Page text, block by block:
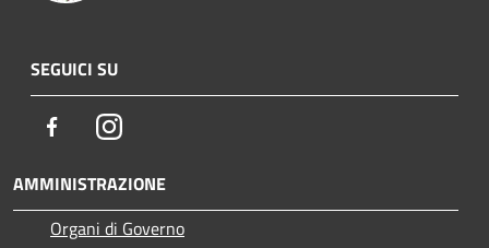
SEGUICI SU
FacebookInstagram
AMMINISTRAZIONE
Organi di Governo